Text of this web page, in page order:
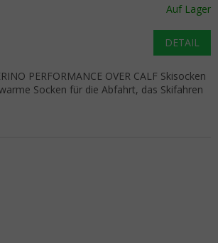
Auf Lager
DETAIL
PERFORMANCE OVER CALF Skisocken
Socken für die Abfahrt, das Skifahren